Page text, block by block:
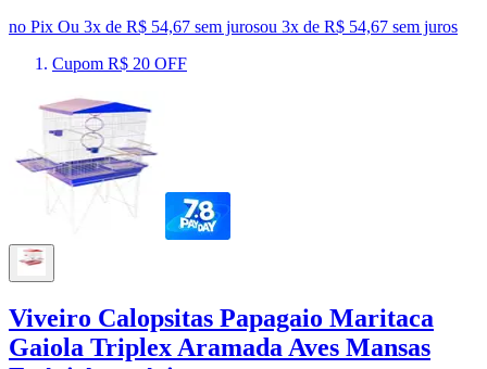
no Pix Ou 3x de R$ 54,67 sem jurosou 3x de R$ 54,67 sem juros
Cupom R$ 20 OFF
Viveiro Calopsitas Papagaio Maritaca
Gaiola Triplex Aramada Aves Mansas